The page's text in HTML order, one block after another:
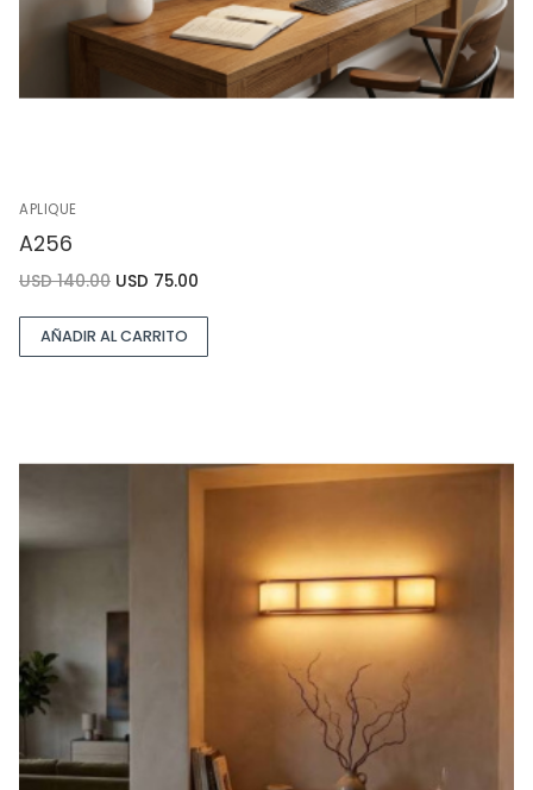
APLIQUE
A256
USD140.00 USD 75.00
AÑADIR AL CARRITO